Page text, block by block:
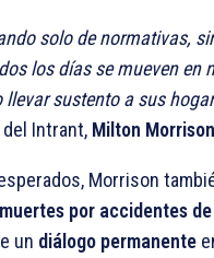
solo de normativas,
los días se mueven en
sustento a sus
Intrant, Milton
Morrison
por accidentes
un diálogo permanente